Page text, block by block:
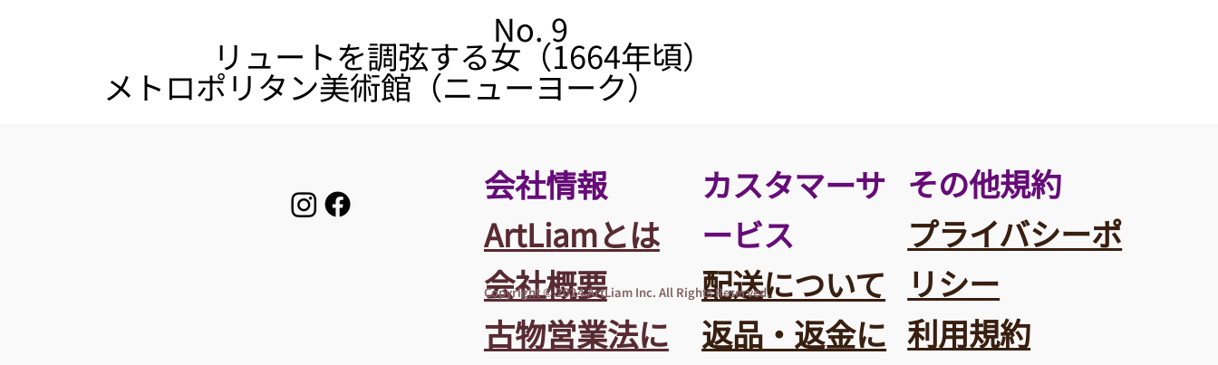
メトロポリタン美術館（ニューヨーク）
リュートを調弦する女（1664年頃）
No. 9
​会社情報
ArtLiamとは
会社概要
​​古物営業法に
カスタマーサ
ービス
​配送について
返品・返金に
その他規約
プライバシーポ
リシー
利用規約
Copyright © 2024 ArtLiam Inc. All Rights Reserved.